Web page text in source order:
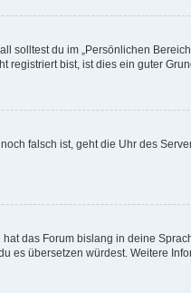
du im „Persönlichen
bist, ist dies ein guter
falsch ist, geht die Uhr des
das Forum bislang in deine
es übersetzen würdest. Weitere